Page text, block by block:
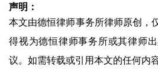
声明：
本文由德恒律师事务所律师原创，
得视为德恒律师事务所或其律师
议。如需转载或引用本文的任何内